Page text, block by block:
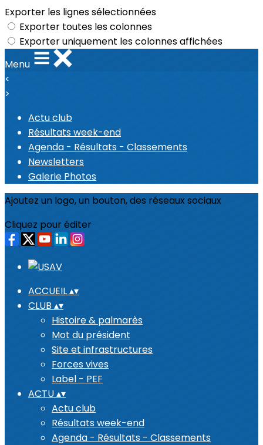
Exporter les lignes sélectionnées
Exporter toutes les colonnes
Exporter uniquement les colonnes affichées
Menu
<
>
Actu club
Résultats week-end
Agenda - Résultats - Classements
Newsletters
Galerie Photos
Ajoutez un logo, un bouton, des réseaux sociaux
Cliquez pour éditer
ACCUEIL▴▾
CLUB ▴▾
Histoire & palmarès
Mot du président
Site et infrastructures
Forces vives
Label - PEF
ACTU▴▾
Actu club
Résultats week-end
Agenda - Résultats - Classements